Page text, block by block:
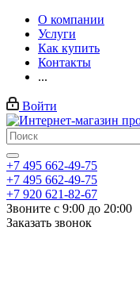
О компании
Услуги
Как купить
Контакты
...
Войти
+7 495 662-49-75
+7 495 662-49-75
+7 920 621-82-67
Звоните с 9:00 до 20:00
Заказать звонок